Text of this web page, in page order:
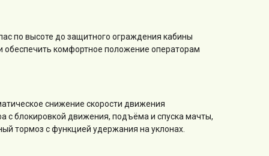
по высоте до защитного ограждения кабины
обеспечить комфортное положение операторам
снижение скорости движения
с блокировкой движения, подъёма и спуска мачты,
тормоз с функцией удержания на уклонах.